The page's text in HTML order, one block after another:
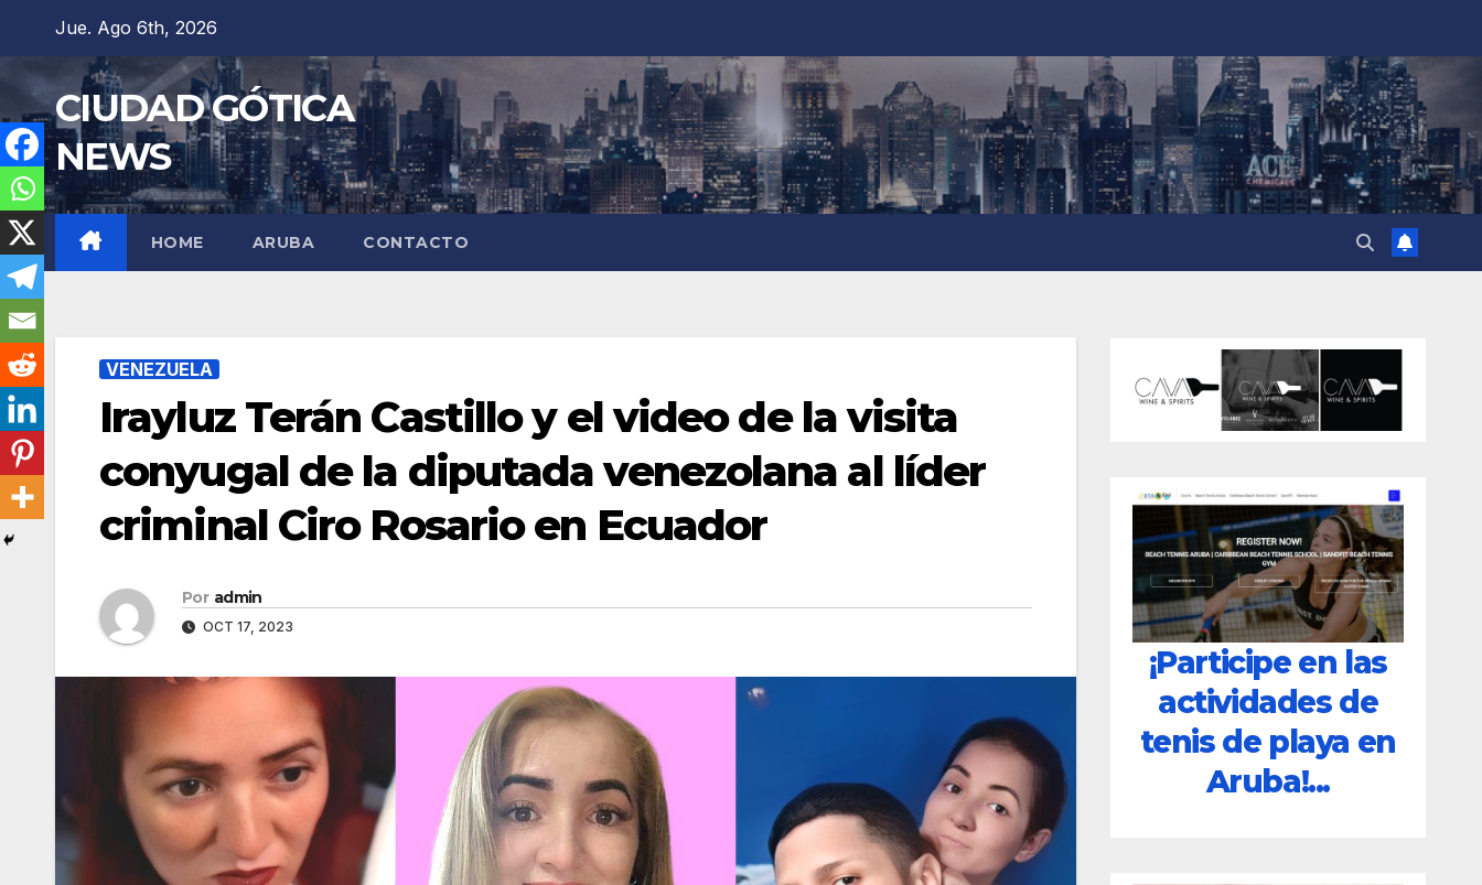
contenido
Jue. Ago 6th, 2026
CIUDAD GÓTICA
NEWS
HOME ARUBA CONTACTO
VENEZUELA
Irayluz Terán Castillo y el video de la visita
conyugal de la diputada venezolana al líder
criminal Ciro Rosario en Ecuador
Por admin
OCT 17, 2023
¡Participe en las
actividades de
tenis de playa en
Aruba!...